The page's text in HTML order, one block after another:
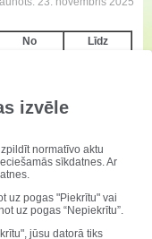
izvēle
normatīvo aktu
sīkdatnes. Ar
uz pogas "Piekrītu" vai
uz pogas “Nepiekrītu”.
jūsu datorā tiks
No Līdz
9:05
9:55 10:35
10:50 11:30
11:40 12:20